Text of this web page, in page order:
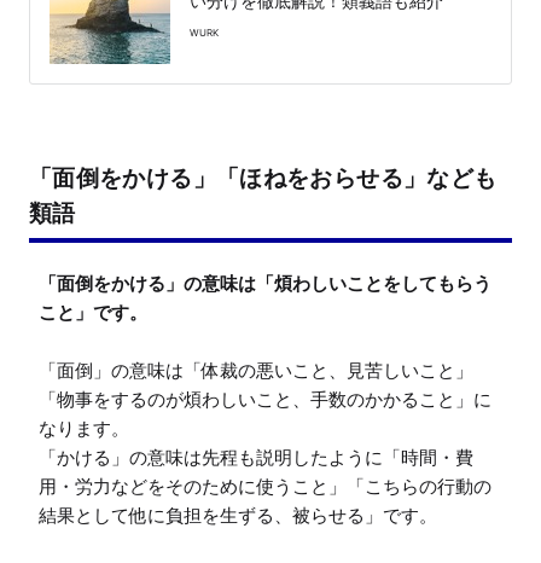
WURK
「面倒をかける」「ほねをおらせる」なども
類語
「面倒をかける」の意味は「煩わしいことをしてもらう
こと」です。
「面倒」の意味は「体裁の悪いこと、見苦しいこと」
「物事をするのが煩わしいこと、手数のかかること」に
なります。
「かける」の意味は先程も説明したように「時間・費
用・労力などをそのために使うこと」「こちらの行動の
結果として他に負担を生ずる、被らせる」です。